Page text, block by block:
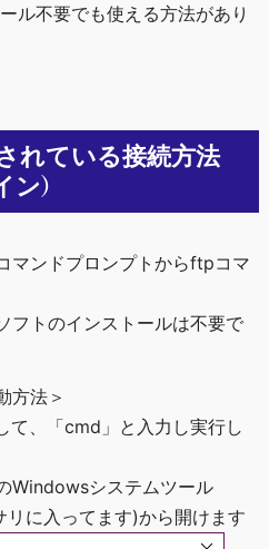
ル不要でも使える方法があり
れている接続方法
ン)
マンドプロンプトからftpコマ
フトのインストールは不要で
方法＞
て、「cmd」と入力し実行し
Windowsシステムツール
に入ってます)から開けます